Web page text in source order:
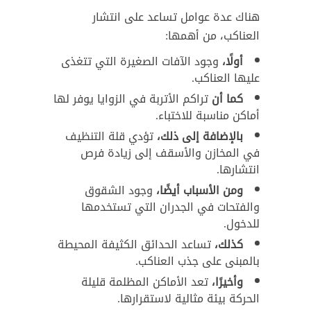
هناك عدة عوامل تساعد على انتشار
العناكب، من أهمها:
أولًا، وجود الآفات الصغيرة التي تتغذى
عليها العناكب.
كما أنتراكم الأتربة في الزوايا يوفر لها
أماكن مناسبة للاختباء.
بالإضافة إلى ذلك،تؤدي قلة التنظيف
في المخازن والأسقف إلى زيادة فرص
انتشارها.
ومن الأسباب أيضًا، وجود الشقوق
والفتحات في الجدران التي تستخدمها
للدخول.
كذلك،تساعد الحدائق الكثيفة المحيطة
بالمبنى على جذب العناكب.
وأخيرًا،تعد الأماكن المظلمة قليلة
الحركة بيئة مثالية لاستقرارها.